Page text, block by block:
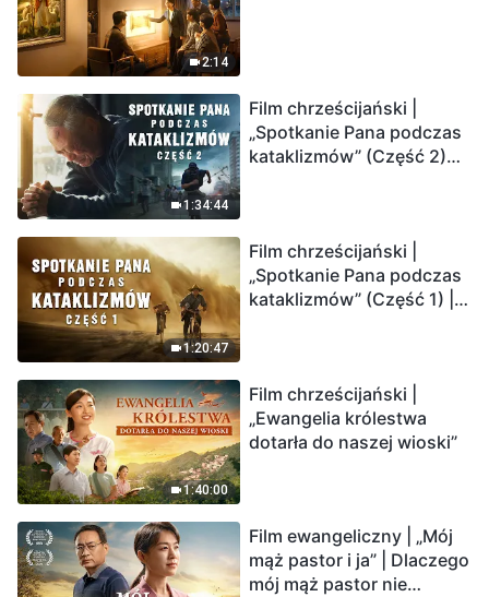
2:14
1:34:44
Film chrześcijański |
„Spotkanie Pana podczas
kataklizmów” (Część 2)
Ludzkość weszła w
odliczanie. Czy znalazłeś
już drogę ocalenia?
1:20:47
Film chrześcijański |
„Spotkanie Pana podczas
kataklizmów” (Część 1) |
1:40:00
Film chrześcijański |
„Ewangelia królestwa
dotarła do naszej wioski”
Film ewangeliczny | „Mój
mąż pastor i ja” | Dlaczego
mój mąż pastor nie